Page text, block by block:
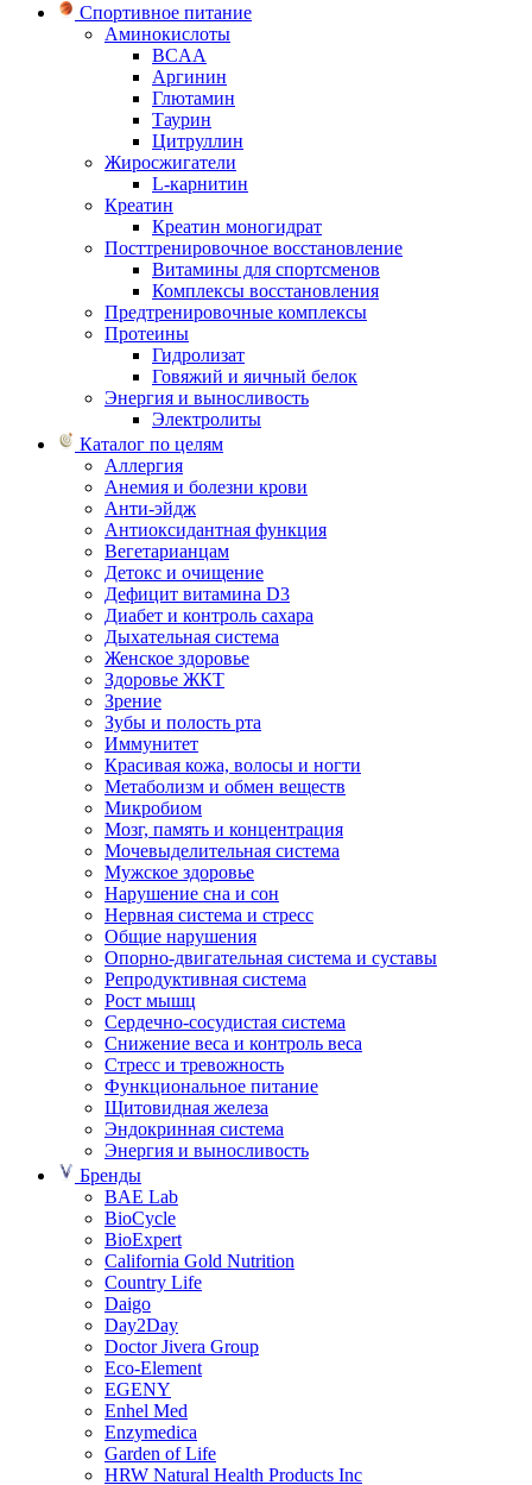
Спортивное питание
Аминокислоты
BCAA
Аргинин
Глютамин
Таурин
Цитруллин
Жиросжигатели
L-карнитин
Креатин
Креатин моногидрат
Посттренировочное восстановление
Витамины для спортсменов
Комплексы восстановления
Предтренировочные комплексы
Протеины
Гидролизат
Говяжий и яичный белок
Энергия и выносливость
Электролиты
Каталог по целям
Аллергия
Анемия и болезни крови
Анти-эйдж
Антиоксидантная функция
Вегетарианцам
Детокс и очищение
Дефицит витамина D3
Диабет и контроль сахара
Дыхательная система
Женское здоровье
Здоровье ЖКТ
Зрение
Зубы и полость рта
Иммунитет
Красивая кожа, волосы и ногти
Метаболизм и обмен веществ
Микробиом
Мозг, память и концентрация
Мочевыделительная система
Мужское здоровье
Нарушение сна и сон
Нервная система и стресс
Общие нарушения
Опорно-двигательная система и суставы
Репродуктивная система
Рост мышц
Сердечно-сосудистая система
Снижение веса и контроль веса
Стресс и тревожность
Функциональное питание
Щитовидная железа
Эндокринная система
Энергия и выносливость
Бренды
BAE Lab
BioCycle
BioExpert
California Gold Nutrition
Country Life
Daigo
Day2Day
Doctor Jivera Group
Eco-Element
EGENY
Enhel Med
Enzymedica
Garden of Life
HRW Natural Health Products Inc